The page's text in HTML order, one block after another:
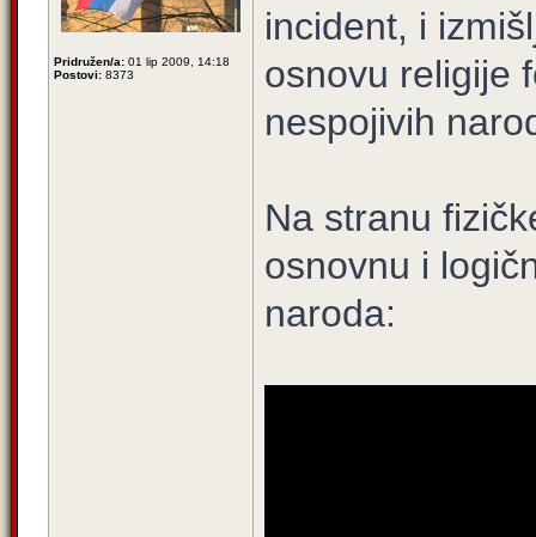
Pridružen/a: 01 lip 2009, 14:18
Postovi: 8373
incident, i
osnovu religije
nespojivih
Na stranu
osnovnu i
naroda: